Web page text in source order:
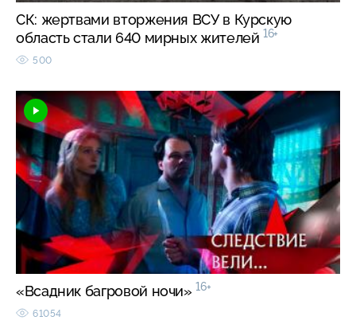
СК: жертвами вторжения ВСУ в Курскую
область стали 640 мирных жителей 16+
500
«Всадник багровой ночи» 16+
61054